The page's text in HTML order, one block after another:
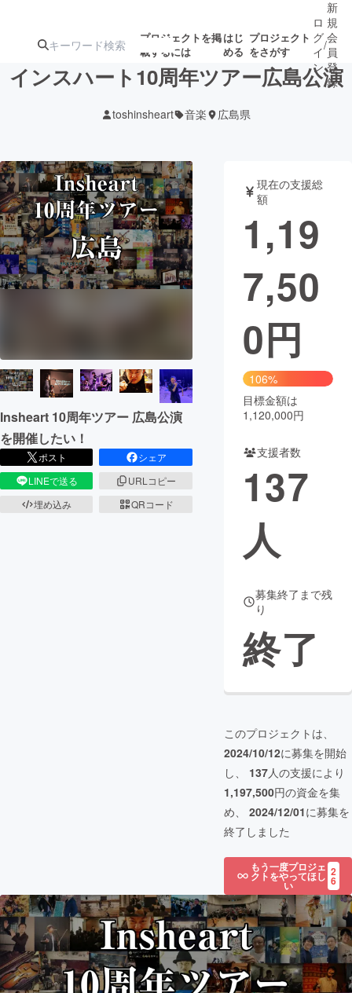
プロジェクトを掲
載するには
はじ
める
プロジェクト
をさがす
アート・写真
テクノロジー・ガジェット ゲーム・サ
書籍・雑誌
チャレンジ
まちづくり・地域活性化
CAMPFIRE for Social Good
CAMPFIREふるさと納税machi-ya コミュニティ
ロ
グ
イ
ン
/
新
規
会
員
登
録
インスハート10周年ツアー広島公演
toshinsheart 音楽 広島県
Insheart 10周年ツアー 広島公演
を開催したい！
ポスト
シェア
LINEで送る
URLコピー
埋め込み
QRコード
現在の支援総
額
1,19
7,50
0円
106%
目標金額は
1,120,000円
支援者数
137
人
募集終了まで残
り
終了
このプロジェクトは、
2024/10/12に募集を開始
し、 137人の支援により
1,197,500円の資金を集
め、 2024/12/01に募集を
終了しました
もう一度プロジェ
クトをやってほし
い
2
6